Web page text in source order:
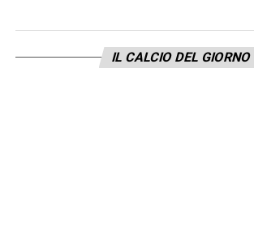
IL CALCIO DEL GIORNO